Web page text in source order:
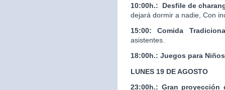
10:00h.:
Desfile de
dejará dormir a nadie, Con
15:00: Comida
asistentes.
18:00h.: Juegos para Niños
LUNES 19 DE AGOSTO
23:00h.: Gran proyección